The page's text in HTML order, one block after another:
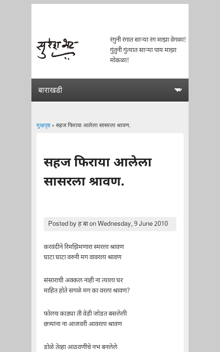
रंगुनी रंगात साऱ्या रंग माझा वेगळा!
गुंतुनी गुंत्यात साऱ्या पाय माझा
मोकळा!
मुखपृष्ठ» सहज फिराया आलेला सासरला श्रावण.
सहज फिराया आलेला
सासरला श्रावण.
Posted byह बाon Wednesday, 9 June 2010
करवंदीने रिमझिमणारा स्मरला श्रावण
घाटा घाटा वरुनी मग वावरला श्रावण
संसाराची अक्कल नाही ना त्याला घर
माहित होते सगळे मग का वरला श्रावण?
फोलच काड्या ती वेडी जोडत बसलेली
छत्र्यांना ना आजवरी आवरला श्रावण
डोळे तेव्हा आठवणींचे नभ बनलेले